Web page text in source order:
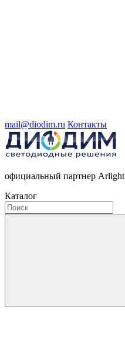
mail@diodim.ru Контакты
официальный партнер Arlight
Каталог